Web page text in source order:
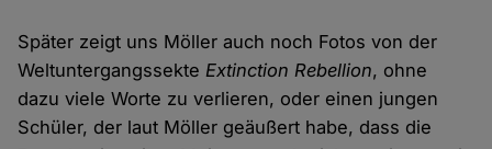
Später zeigt uns Möller auch noch Fotos von der
WeltuntergangssekteExtinction Rebellion, ohne
dazu viele Worte zu verlieren, oder einen jungen
Schüler, der laut Möller geäußert habe, dass die